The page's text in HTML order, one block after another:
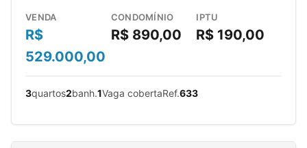
VENDA
R$
529.000,00
CONDOMÍNIO
R$ 890,00
IPTU
R$ 190,00
3quartos2banh.1Vaga cobertaRef.633